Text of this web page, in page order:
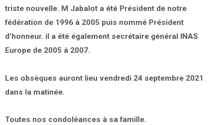
triste nouvelle. M Jabalot a été Président de notre
fédération de 1996 à 2005 puis nommé Président
d’honneur. il a été également secrétaire général INAS
Europe de 2005 à 2007.
Les obsèques auront lieu vendredi 24 septembre 2021
dans la matinée.
Toutes nos condoléances à sa famille.